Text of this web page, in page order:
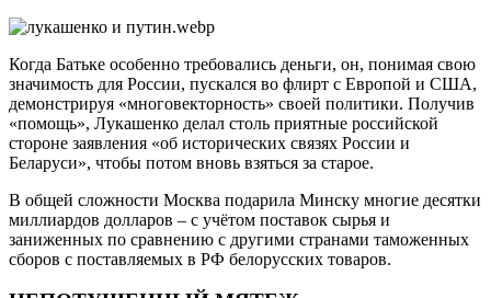
Когда Батьке особенно требовались деньги, он, понимая свою
значимость для России, пускался во флирт с Европой и США,
демонстрируя «многовекторность» своей политики. Получив
«помощь», Лукашенко делал столь приятные российской
стороне заявления «об исторических связях России и
Беларуси», чтобы потом вновь взяться за старое.
В общей сложности Москва подарила Минску многие десятки
миллиардов долларов – с учётом поставок сырья и
заниженных по сравнению с другими странами таможенных
сборов с поставляемых в РФ белорусских товаров.